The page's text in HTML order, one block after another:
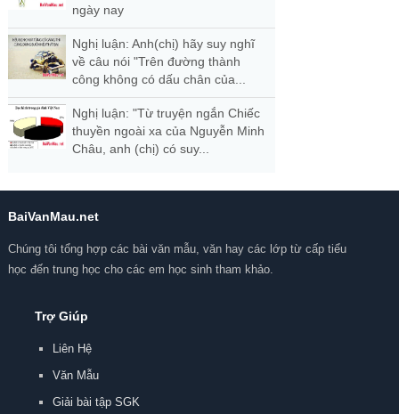
ngày nay
Nghị luận: Anh(chị) hãy suy nghĩ
về câu nói "Trên đường thành
công không có dấu chân của...
Nghị luận: "Từ truyện ngắn Chiếc
thuyền ngoài xa của Nguyễn Minh
Châu, anh (chị) có suy...
BaiVanMau.net
Chúng tôi tổng hợp các bài văn mẫu, văn hay các lớp từ cấp tiểu
học đến trung học cho các em học sinh tham khảo.
Trợ Giúp
Liên Hệ
Văn Mẫu
Giải bài tập SGK